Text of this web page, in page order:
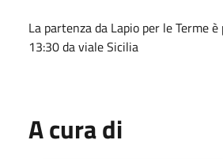
La partenza da Lapio per le Terme
13:30 da viale Sicilia
A cura di